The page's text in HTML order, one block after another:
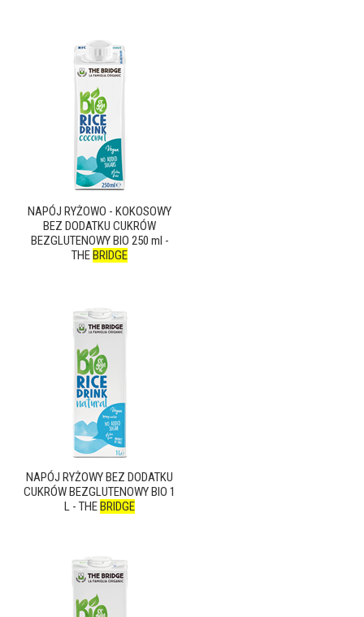
NAPÓJ RYŻOWO - KOKOSOWY
BEZ DODATKU CUKRÓW
BEZGLUTENOWY BIO 250 ml -
THEBRIDGE
NAPÓJ RYŻOWY BEZ DODATKU
CUKRÓW BEZGLUTENOWY BIO 1
L - THEBRIDGE